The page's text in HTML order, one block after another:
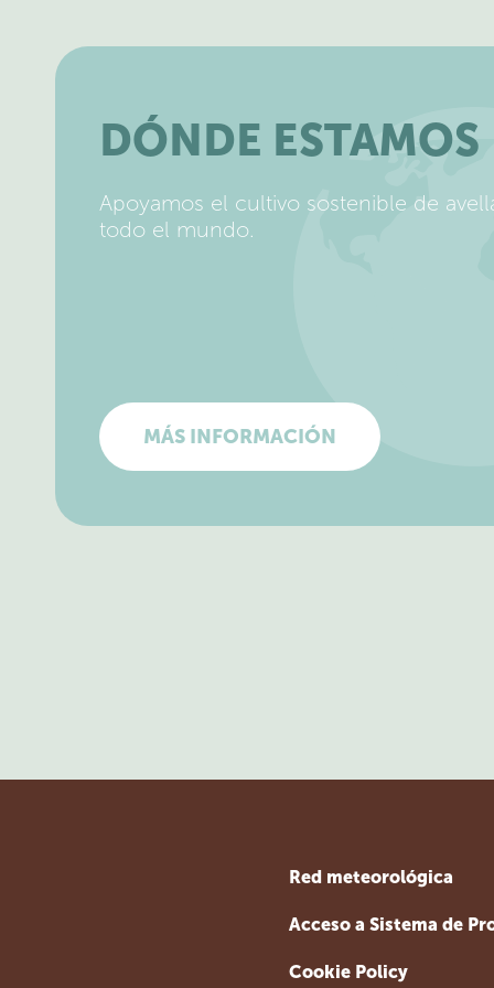
DÓNDE ESTAMOS
Apoyamos el cultivo sostenible de
todo el mundo.
MÁS INFORMACIÓN
Red meteorológica
Acceso a Sistema de
Cookie Policy